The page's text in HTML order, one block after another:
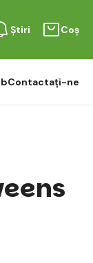
Știri Coș
Contactați-ne